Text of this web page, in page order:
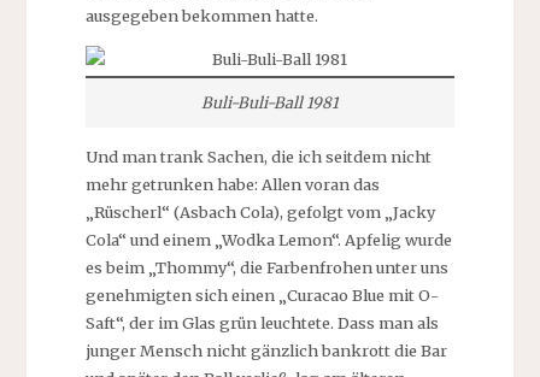
ausgegeben bekommen hatte.
Buli-Buli-Ball 1981
Und man trank Sachen, die ich seitdem nicht
mehr getrunken habe: Allen voran das
„Rüscherl“ (Asbach Cola), gefolgt vom „Jacky
Cola“ und einem „Wodka Lemon“. Apfelig wurde
es beim „Thommy“, die Farbenfrohen unter uns
genehmigten sich einen „Curacao Blue mit O-
Saft“, der im Glas grün leuchtete. Dass man als
junger Mensch nicht gänzlich bankrott die Bar